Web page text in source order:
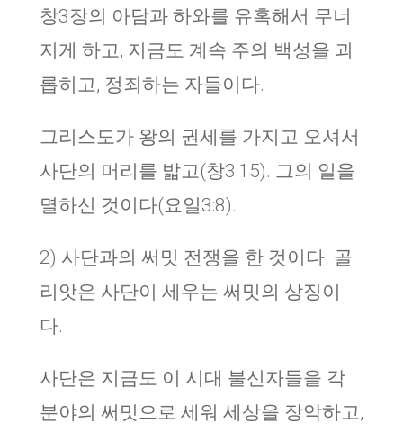
창3장의 아담과 하와를 유혹해서 무너
지게 하고, 지금도 계속 주의 백성을 괴
롭히고, 정죄하는 자들이다.
그리스도가 왕의 권세를 가지고 오셔서
사단의 머리를 밟고(창3:15). 그의 일을
멸하신 것이다(요일3:8).
2) 사단과의 써밋 전쟁을 한 것이다. 골
리앗은 사단이 세우는 써밋의 상징이
다.
사단은 지금도 이 시대 불신자들을 각
분야의 써밋으로 세워 세상을 장악하고,